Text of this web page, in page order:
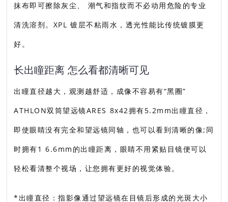
抹布即可擦除灰尘、 潮气和指纹而不必动用危险的专业
清洗溶剂。XPL 镀层不粘雨水，透光性能比传统镀膜更
好。
长出瞳距离 怎么看都清晰可见
出瞳直径越大，观测越舒适，成像不容易有“黑圈”
ATHLON双筒望远镜ARES 8x42拥有5.2mm出瞳直径，
即使眼睛没有完全和望远镜同轴，也可以看到清晰的像;同
时拥有1 6.6mm的出瞳距离，眼睛不用紧贴目镜便可以
轻松看清整个视场，让您拥有更好的视觉体验。
*出瞳直径：指影像通过望远镜在目镜后形成的光斑大小